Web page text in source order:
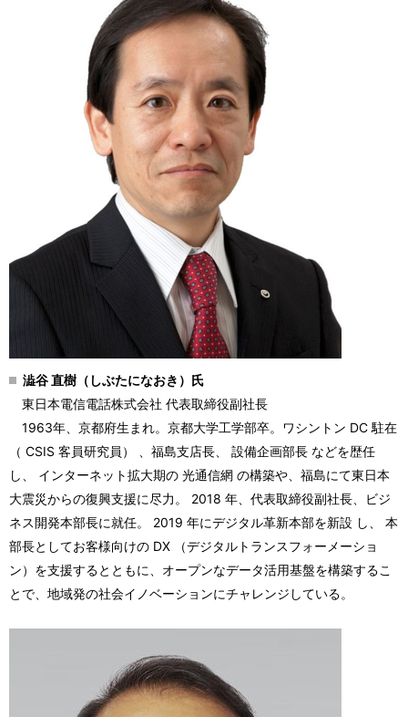
澁谷 直樹（しぶたになおき）氏
東日本電信電話株式会社 代表取締役副社長
1963年、京都府生まれ。京都大学工学部卒。ワシントン DC 駐在
（ CSIS 客員研究員） 、福島支店長、 設備企画部長 などを歴任
し、 インターネット拡大期の 光通信網 の構築や、福島にて東日本
大震災からの復興支援に尽力。
2018 年、代表取締役副社長、ビジ
ネス開発本部長に就任。
2019 年にデジタル革新本部を新設 し、 本
部長としてお客様向けの DX
（デジタルトランスフォーメーショ
ン） を支援するとともに、オープンなデータ活用基盤を構築するこ
とで、地域発の社会イノベーションにチャレンジしている。